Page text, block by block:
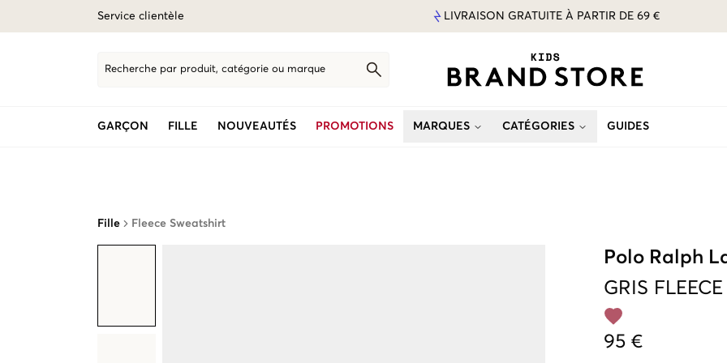
Service clientèle LIVRAISON GRATUITE À PARTIR DE 69 €
Recherche par produit, catégorie ou marque
GARÇON FILLE NOUVEAUTÉS PROMOTIONS MARQUES CATÉGORIES GUIDES
Fille Fleece Sweatshirt
Polo Ralph
GRIS
95 €